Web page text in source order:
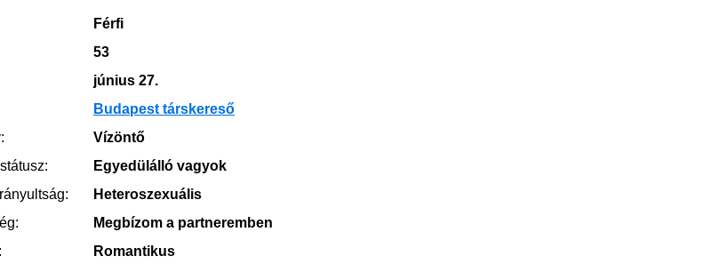
Férfi
53
június 27.
Budapest társkereső
Vízöntő
Egyedülálló vagyok
Heteroszexuális
Megbízom a partneremben
Romantikus